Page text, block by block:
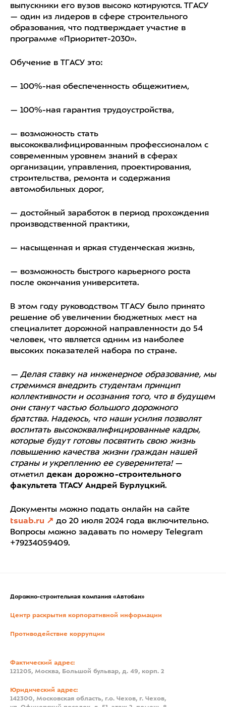
выпускники его вузов высоко котируются. ТГАСУ
— один из лидеров в сфере строительного
образования, что подтверждает участие в
программе «Приоритет-2030».
Обучение в ТГАСУ это:
— 100%-ная обеспеченность общежитием,
— 100%-ная гарантия трудоустройства,
— возможность стать
высококвалифицированным профессионалом с
современным уровнем знаний в сферах
организации, управления, проектирования,
строительства, ремонта и содержания
автомобильных дорог,
— достойный заработок в период прохождения
производственной практики,
— насыщенная и яркая студенческая жизнь,
— возможность быстрого карьерного роста
после окончания университета.
В этом году руководством ТГАСУ было принято
решение об увеличении бюджетных мест на
специалитет дорожной направленности до 54
человек, что является одним из наиболее
высоких показателей набора по стране.
— Делая ставку на инженерное образование, мы
стремимся внедрить студентам принцип
коллективности и осознания того, что в будущем
они станут частью большого дорожного
братства. Надеюсь, что наши усилия позволят
воспитать высококвалифицированные кадры,
которые будут готовы посвятить свою жизнь
повышению качества жизни граждан нашей
страны и укреплению ее суверенитета!—
отметил декан дорожно-строительного
факультета ТГАСУ Андрей Бурлуцкий.
Документы можно подать онлайн на сайте
tsuab.ru
до 20 июля 2024 года включительно.
Вопросы можно задавать по номеру Telegram
+79234059409.
Дорожно-строительная компания «Автобан»
Центр раскрытия корпоративной информации
Противодействие коррупции
Фактический адрес:
121205, Москва, Большой бульвар, д. 49, корп. 2
Юридический адрес:
142300, Московская область, г.о. Чехов, г. Чехов,